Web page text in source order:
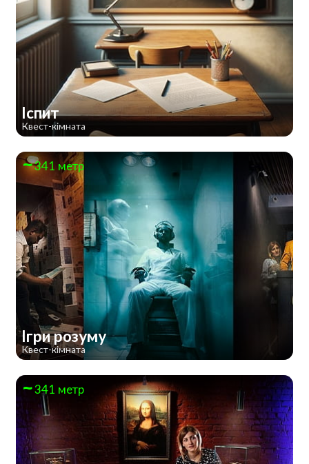
Іспит
Квест-кімната
341 метр
Ігри розуму
Квест-кімната
341 метр